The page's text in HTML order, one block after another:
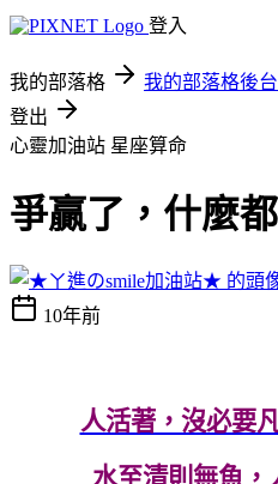
登入
我的部落格 我的部落格後台
登出
心靈加油站 星座算命
爭贏了，什麼
10年前
人活著，沒必要
水至清則無魚，